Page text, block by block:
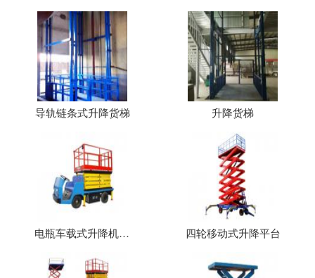
导轨链条式升降货梯 升降货梯
电瓶车载式升降机（平台） 四轮移动式升降平台